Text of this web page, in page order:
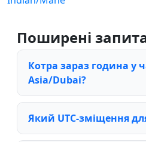
Поширені
Котра зараз година у
Asia/Dubai?
Який UTC-зміщення